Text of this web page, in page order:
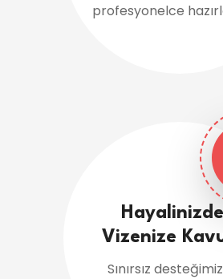
profesyonelce
Vizenize
Sınırsız